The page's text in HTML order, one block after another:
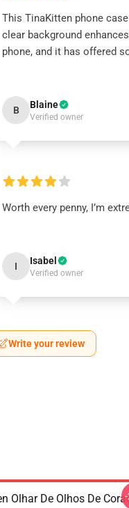
This TinaKitten phone
clear background
phone, and it has offered
B Blaine
Verified owner
Worth every penny, I’m
I Isabel
Verified owner
Write your review
Olhar De Olhos De